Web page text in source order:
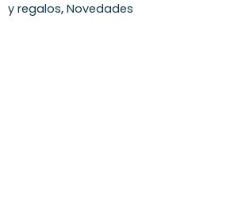
y regalos, Novedades